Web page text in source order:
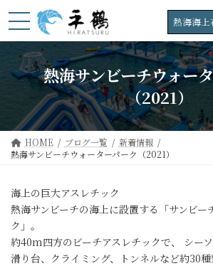
ン
ン
ツ
へ
ス
プ
ビ
ー
シ
ョ
ン
動
熱海海上
熱海サンビーチウォー
（2021）
HOME ブログ一覧
新着情報
熱海サンビーチウォーターパーク（2021）
海上の巨大アスレチック
熱海サンビーチの海上に設置する「サンビー
ク」。
約40m四方のビーチアスレチックで、 シーソ
滑り台、クライミング、トンネルなど約30